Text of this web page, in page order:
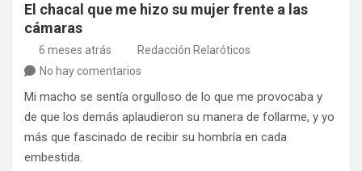
El chacal que me hizo su mujer frente a las
cámaras
6 meses atrás
Redacción Relaróticos
No hay comentarios
Mi macho se sentía orgulloso de lo que me provocaba y
de que los demás aplaudieron su manera de follarme, y yo
más que fascinado de recibir su hombría en cada
embestida.